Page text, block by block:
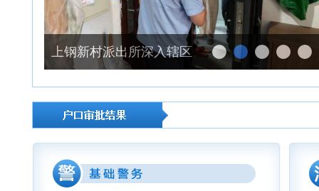
上钢新村派出所深入辖区至开展夏季防范宣传工作